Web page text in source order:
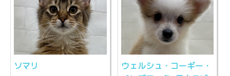
ソマリ
ウェルシュ・コーギー・